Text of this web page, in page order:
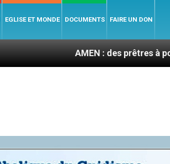
EGLISE ET MONDE DOCUMENTS FAIRE UN DON
AMEN : des prêtres à portée de clic